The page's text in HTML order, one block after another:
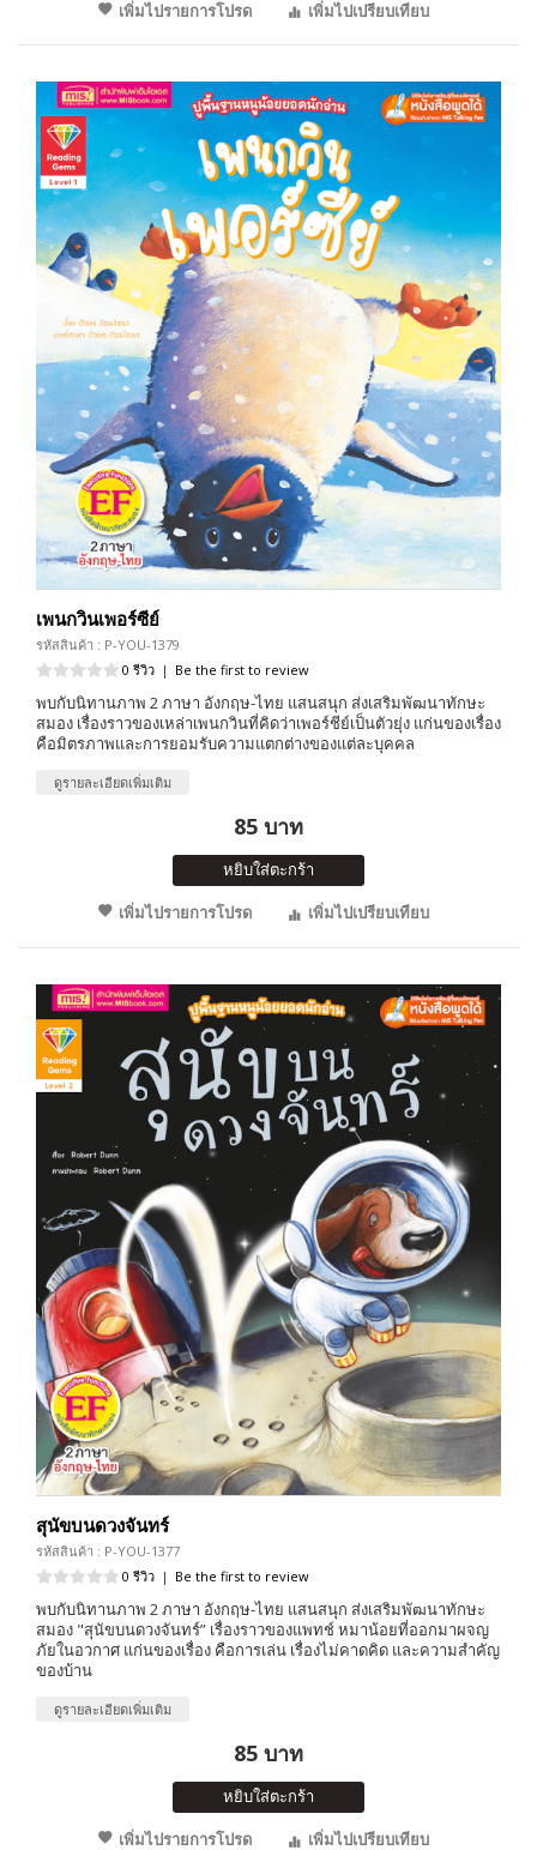
เพิ่มไปรายการโปรด
เพิ่มไปเปรียบเทียบ
เพนกวินเพอร์ซีย์
รหัสสินค้า : P-YOU-1379
0 รีวิว | Be the first to review
พบกับนิทานภาพ 2 ภาษา อังกฤษ-ไทย แสนสนุก ส่งเสริมพัฒนาทักษะ
สมอง เรื่องราวของเหล่าเพนกวินที่คิดว่าเพอร์ชีย์เป็นตัวยุ่ง แก่นของเรื่อง
คือมิตรภาพและการยอมรับความแตกต่างของแต่ละบุคคล
ดูรายละเอียดเพิ่มเติม
85 บาท
หยิบใส่ตะกร้า
เพิ่มไปรายการโปรด
เพิ่มไปเปรียบเทียบ
สุนัขบนดวงจันทร์
รหัสสินค้า : P-YOU-1377
0 รีวิว | Be the first to review
พบกับนิทานภาพ 2 ภาษา อังกฤษ-ไทย แสนสนุก ส่งเสริมพัฒนาทักษะ
สมอง "สุนัขบนดวงจันทร์” เรื่องราวของแพทช์ หมาน้อยที่ออกมาผจญ
ภัยในอวกาศ แก่นของเรื่อง คือการเล่น เรื่องไม่คาดคิด และความสำคัญ
ของบ้าน
ดูรายละเอียดเพิ่มเติม
85 บาท
หยิบใส่ตะกร้า
เพิ่มไปรายการโปรด
เพิ่มไปเปรียบเทียบ